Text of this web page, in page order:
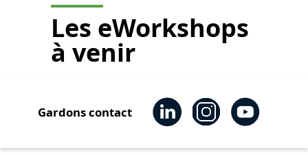
Les eWorkshops
à venir
Gardons contact